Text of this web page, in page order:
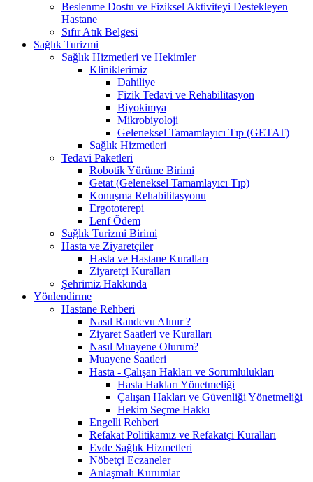
Beslenme Dostu ve Fiziksel Aktiviteyi Destekleyen
Hastane
Sıfır Atık Belgesi
Sağlık Turizmi
Sağlık Hizmetleri ve Hekimler
Kliniklerimiz
Dahiliye
Fizik Tedavi ve Rehabilitasyon
Biyokimya
Mikrobiyoloji
Geleneksel Tamamlayıcı Tıp (GETAT)
Sağlık Hizmetleri
Tedavi Paketleri
Robotik Yürüme Birimi
Getat (Geleneksel Tamamlayıcı Tıp)
Konuşma Rehabilitasyonu
Ergototerepi
Lenf Ödem
Sağlık Turizmi Birimi
Hasta ve Ziyaretçiler
Hasta ve Hastane Kuralları
Ziyaretçi Kuralları
Şehrimiz Hakkında
Yönlendirme
Hastane Rehberi
Nasıl Randevu Alınır ?
Ziyaret Saatleri ve Kuralları
Nasıl Muayene Olurum?
Muayene Saatleri
Hasta - Çalışan Hakları ve Sorumlulukları
Hasta Hakları Yönetmeliği
Çalışan Hakları ve Güvenliği Yönetmeliği
Hekim Seçme Hakkı
Engelli Rehberi
Refakat Politikamız ve Refakatçi Kuralları
Evde Sağlık Hizmetleri
Nöbetçi Eczaneler
Anlaşmalı Kurumlar